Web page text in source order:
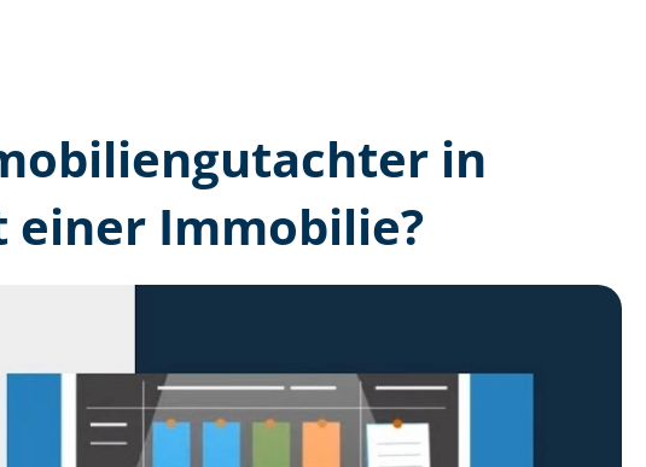
in
Immobilie?